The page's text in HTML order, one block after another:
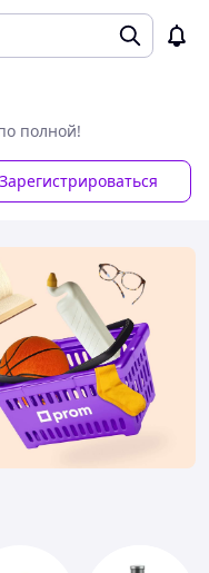
полной!
Зарегистрироваться